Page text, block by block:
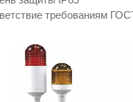
требованиям